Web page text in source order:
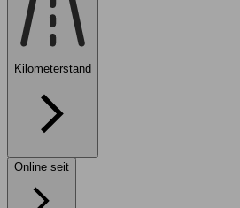
Kilometerstand
Online seit